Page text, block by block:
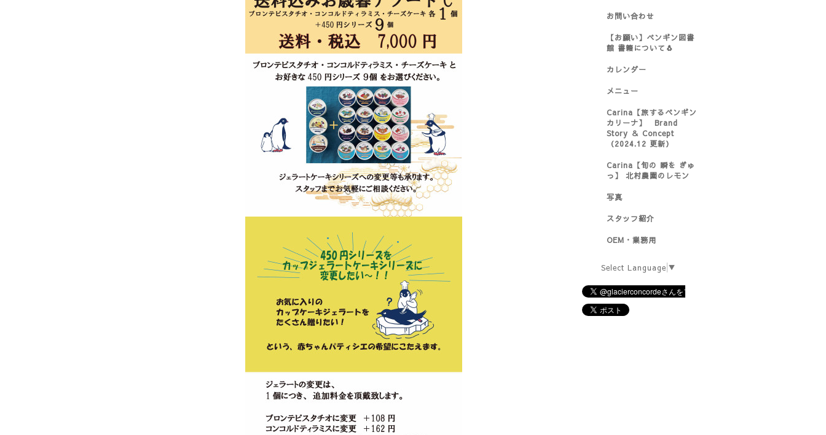
お問い合わせ
【お願い】ペンギン図書
館 書籍について🐧
カレンダー
メニュー
Carina【旅するペンギン
カリーナ】 Brand
Story ＆ Concept
（2024.12 更新）
Carina【旬の 瞬を ぎゅ
っ】 北村農園のレモン
写真
スタッフ紹介
OEM・業務用
Select Language ▼